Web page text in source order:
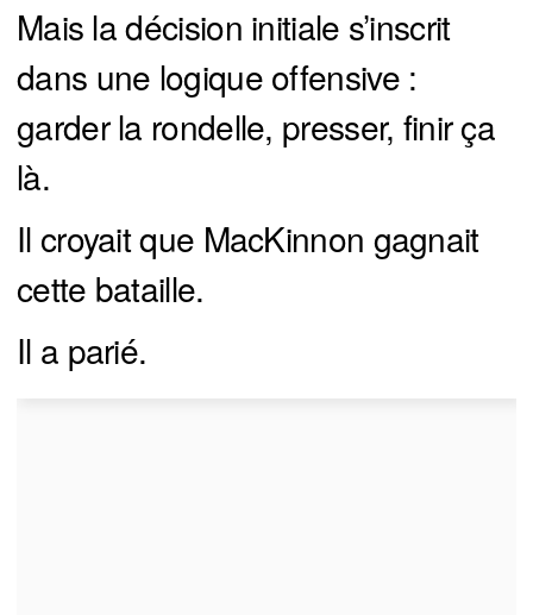
Mais la décision initiale s’inscrit
dans une logique offensive :
garder la rondelle, presser, finir ça
là.
Il croyait que MacKinnon gagnait
cette bataille.
Il a parié.